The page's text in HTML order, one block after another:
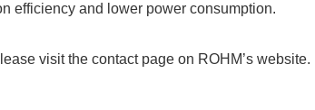
efficiency and lower power consumption.
visit the contact page on ROHM’s website.